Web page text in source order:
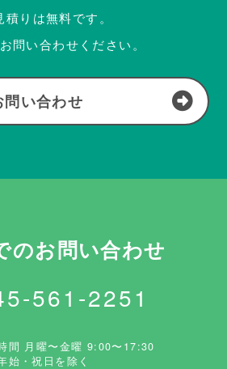
積りは無料です。
問い合わせください。
問い合わせ
のお問い合わせ
561-2251
間 月曜〜金曜 9:00〜17:30
始・祝日を除く